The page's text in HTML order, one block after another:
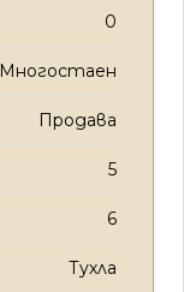
0
Многостаен
Продава
5
6
Тухла